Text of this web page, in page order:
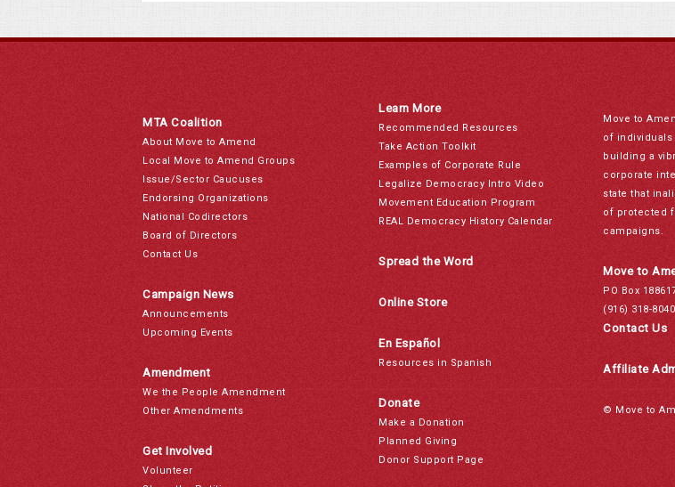
MTA Coalition
About Move to Amend
Local Move to Amend Groups
Issue/Sector Caucuses
Endorsing Organizations
National Codirectors
Board of Directors
Contact Us
Campaign News
Announcements
Upcoming Events
Amendment
We the People Amendment
Other Amendments
Get Involved
Volunteer
Learn More
Recommended Resources
Take Action Toolkit
Examples of Corporate Rule
Legalize Democracy Intro Video
Movement Education Program
REAL Democracy History Calendar
Spread the Word
Online Store
En Español
Resources in Spanish
Donate
Make a Donation
Planned Giving
Donor Support Page
Move to
of
building a
corporate
state that
of protected
campaigns.
Move to
PO Box
(916) 318-8040
Contact Us
Affiliate
© Move to